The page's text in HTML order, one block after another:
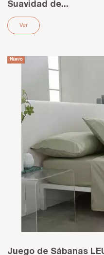
Suavidad de...
Ver
Nuevo
Juego de Sábanas